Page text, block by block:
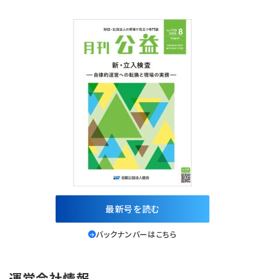
最新号を読む
バックナンバーはこちら